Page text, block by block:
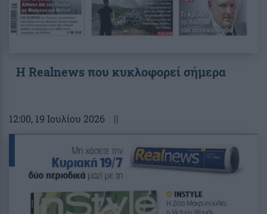
Η Realnews που κυκλοφορεί σήμερα
12:00, 19 Ιουλίου 2026 ||